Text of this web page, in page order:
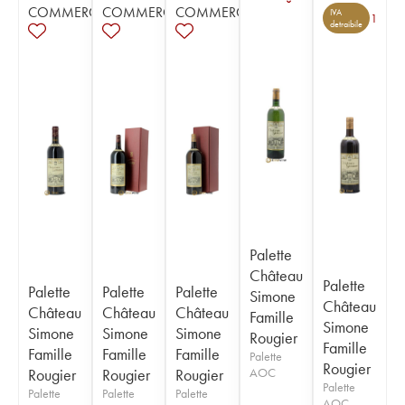
COMMERCE
Palette
Château
Simone
Famille
Rougier
Palette
COMMERCE
Palette
Château
Simone
Famille
Rougier
Palette
COMMERCE
Palette
Château
Simone
Famille
Rougier
Palette
Palette
Château
Simone
Famille
Rougier
Palette
AOC
IVA
detraibile
1
Palette
Château
Simone
Famille
Rougier
Palette